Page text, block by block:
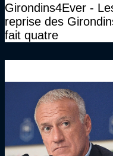
Girondins4Ever -
reprise des
fait quatre